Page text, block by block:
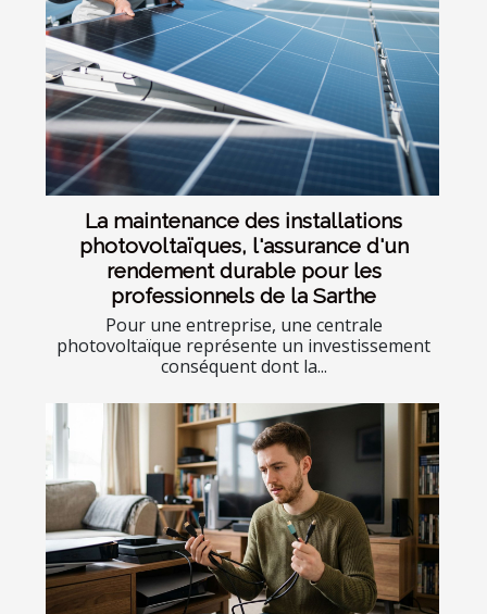
La maintenance des installations
photovoltaïques, l'assurance d'un
rendement durable pour les
professionnels de la Sarthe
Pour une entreprise, une centrale
photovoltaïque représente un investissement
conséquent dont la...